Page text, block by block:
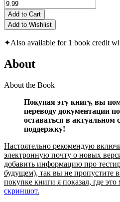
Add to Cart
Add to Wishlist
✦Also available for 1 book credit
About
About the Book
Покупая эту книгу, вы
переводу документации по
оставаться в актуальном
поддержку!
Настоятельно рекомендую
электронную почту о новых
добавить информацию про
будущем), так вы не пропустите
покупке книги я показал, где
скриншот.